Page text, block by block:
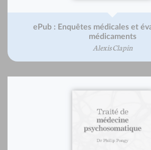
ePub : Enquêtes médicales et
médicaments
Alexis Clapin